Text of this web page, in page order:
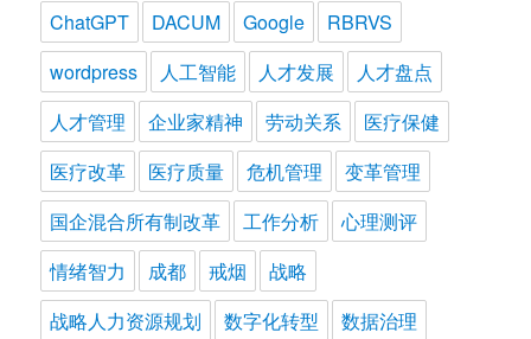
ChatGPT DACUM Google
RBRVS
wordpress
人工智能 人才发展
人才盘点
人才管理
企业家精神 劳动关系
医疗保健
医疗改革
医疗质量 危机管理
变革管理
国企混合所有制改革
工作分析
心理测评
情绪智力
成都 戒烟
战略
战略人力资源规划
数字化转型
数据治理